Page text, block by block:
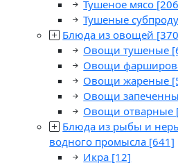
Тушеное мясо
Тушеные
Блюда из овощей
Овощи тушеные
Овощи
Овощи жареные
Овощи
Овощи отварные
Блюда из рыбы и
водного промысла [641]
Икра [12]